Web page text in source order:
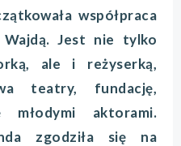
współpraca
Jest nie tylko
ale i reżyserką,
teatry, fundację,
młodymi aktorami.
zgodziła się na